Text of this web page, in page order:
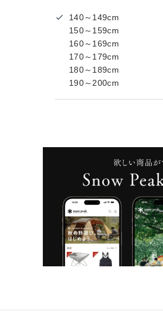
140～149cm
150～159cm
160～169cm
170～179cm
180～189cm
190～200cm